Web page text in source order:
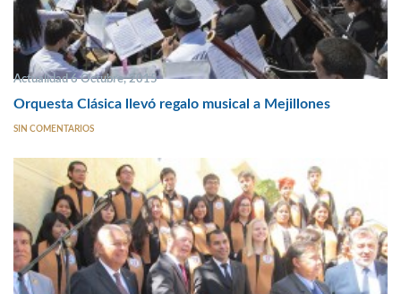
Actualidad 6 Octubre, 2015
Orquesta Clásica llevó regalo musical a Mejillones
SIN COMENTARIOS